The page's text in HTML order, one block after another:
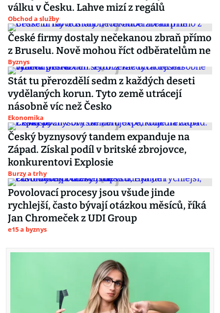
válku v Česku. Lahve mizí z regálů
Obchod a služby
České firmy dostaly nečekanou zbraň přímo
z Bruselu. Nově mohou říct odběratelům ne
Byznys
Stát tu přerozdělí sedm z každých deseti
vydělaných korun. Tyto země utrácejí
násobně víc než Česko
Ekonomika
Český byznysový tandem expanduje na
Západ. Získal podíl v britské zbrojovce,
konkurentovi Explosie
Burzy a trhy
Povolovací procesy jsou všude jinde
rychlejší, často bývají otázkou měsíců, říká
Jan Chromeček z UDI Group
e15 a byznys